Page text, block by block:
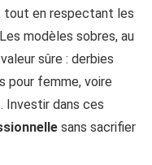
tout en respectant les
modèles sobres, au
sûre : derbies
pour femme, voire
Investir dans ces
sans sacrifier